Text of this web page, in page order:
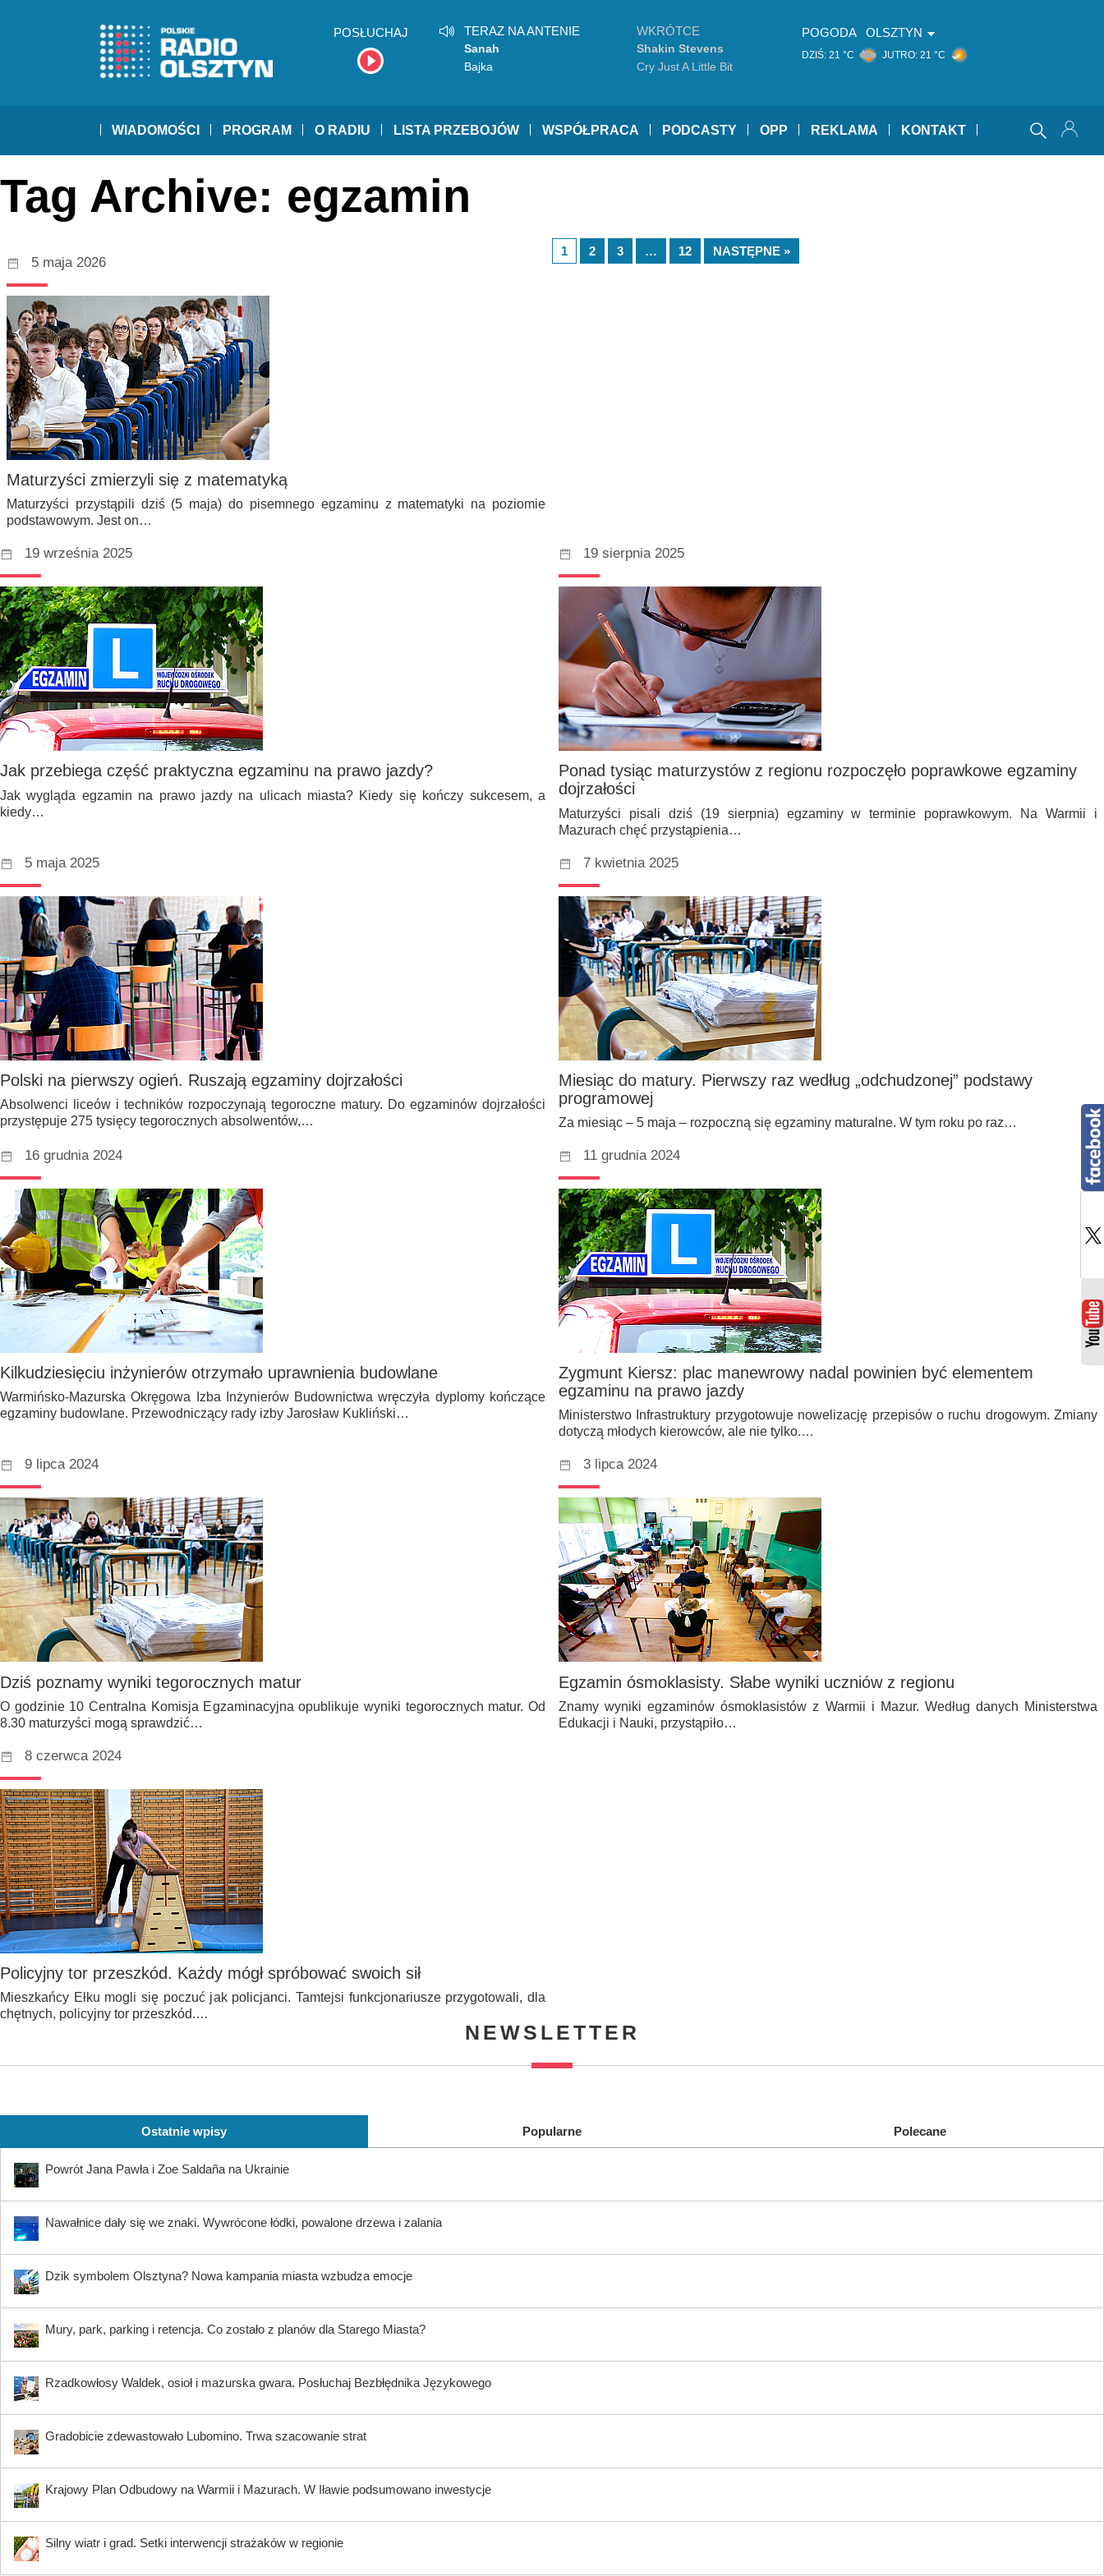
POSŁUCHAJ TERAZ NA ANTENIE
Sanah
Bajka
WKRÓTCE
Shakin Stevens
Cry Just A Little Bit
POGODA OLSZTYN
DZIŚ: 21 °C JUTRO: 21 °C
WIADOMOŚCI PROGRAM O RADIU LISTA PRZEBOJÓW WSPÓŁPRACA PODCASTY OPP REKLAMA KONTAKT
Tag Archive: egzamin
5 maja 2026
Maturzyści zmierzyli się z matematyką
Maturzyści przystąpili dziś (5 maja) do pisemnego egzaminu z matematyki na poziomie
podstawowym. Jest on…
19 września 2025
Jak przebiega część praktyczna egzaminu na prawo jazdy?
Jak wygląda egzamin na prawo jazdy na ulicach miasta? Kiedy się kończy sukcesem, a
kiedy…
19 sierpnia 2025
Ponad tysiąc maturzystów z regionu rozpoczęło poprawkowe egzaminy
dojrzałości
Maturzyści pisali dziś (19 sierpnia) egzaminy w terminie poprawkowym. Na Warmii i
Mazurach chęć przystąpienia…
5 maja 2025
Polski na pierwszy ogień. Ruszają egzaminy dojrzałości
Absolwenci liceów i techników rozpoczynają tegoroczne matury. Do egzaminów dojrzałości
przystępuje 275 tysięcy tegorocznych absolwentów,…
7 kwietnia 2025
Miesiąc do matury. Pierwszy raz według „odchudzonej” podstawy
programowej
Za miesiąc – 5 maja – rozpoczną się egzaminy maturalne. W tym roku po raz…
16 grudnia 2024
Kilkudziesięciu inżynierów otrzymało uprawnienia budowlane
Warmińsko-Mazurska Okręgowa Izba Inżynierów Budownictwa wręczyła dyplomy kończące
egzaminy budowlane. Przewodniczący rady izby Jarosław Kukliński…
11 grudnia 2024
Zygmunt Kiersz: plac manewrowy nadal powinien być elementem
egzaminu na prawo jazdy
Ministerstwo Infrastruktury przygotowuje nowelizację przepisów o ruchu drogowym. Zmiany
dotyczą młodych kierowców, ale nie tylko.…
9 lipca 2024
Dziś poznamy wyniki tegorocznych matur
O godzinie 10 Centralna Komisja Egzaminacyjna opublikuje wyniki tegorocznych matur. Od
8.30 maturzyści mogą sprawdzić…
3 lipca 2024
Egzamin ósmoklasisty. Słabe wyniki uczniów z regionu
Znamy wyniki egzaminów ósmoklasistów z Warmii i Mazur. Według danych Ministerstwa
Edukacji i Nauki, przystąpiło…
8 czerwca 2024
Policyjny tor przeszkód. Każdy mógł spróbować swoich sił
Mieszkańcy Ełku mogli się poczuć jak policjanci. Tamtejsi funkcjonariusze przygotowali, dla
chętnych, policyjny tor przeszkód.…
1 2 3 … 12 NASTĘPNE »
NEWSLETTER
Ostatnie wpisy Popularne Polecane
Powrót Jana Pawła i Zoe Saldaña na Ukrainie
Nawałnice dały się we znaki. Wywrócone łódki, powalone drzewa i zalania
Dzik symbolem Olsztyna? Nowa kampania miasta wzbudza emocje
Mury, park, parking i retencja. Co zostało z planów dla Starego Miasta?
Rzadkowłosy Waldek, osioł i mazurska gwara. Posłuchaj Bezbłędnika Językowego
Gradobicie zdewastowało Lubomino. Trwa szacowanie strat
Krajowy Plan Odbudowy na Warmii i Mazurach. W Iławie podsumowano inwestycje
Silny wiatr i grad. Setki interwencji strażaków w regionie